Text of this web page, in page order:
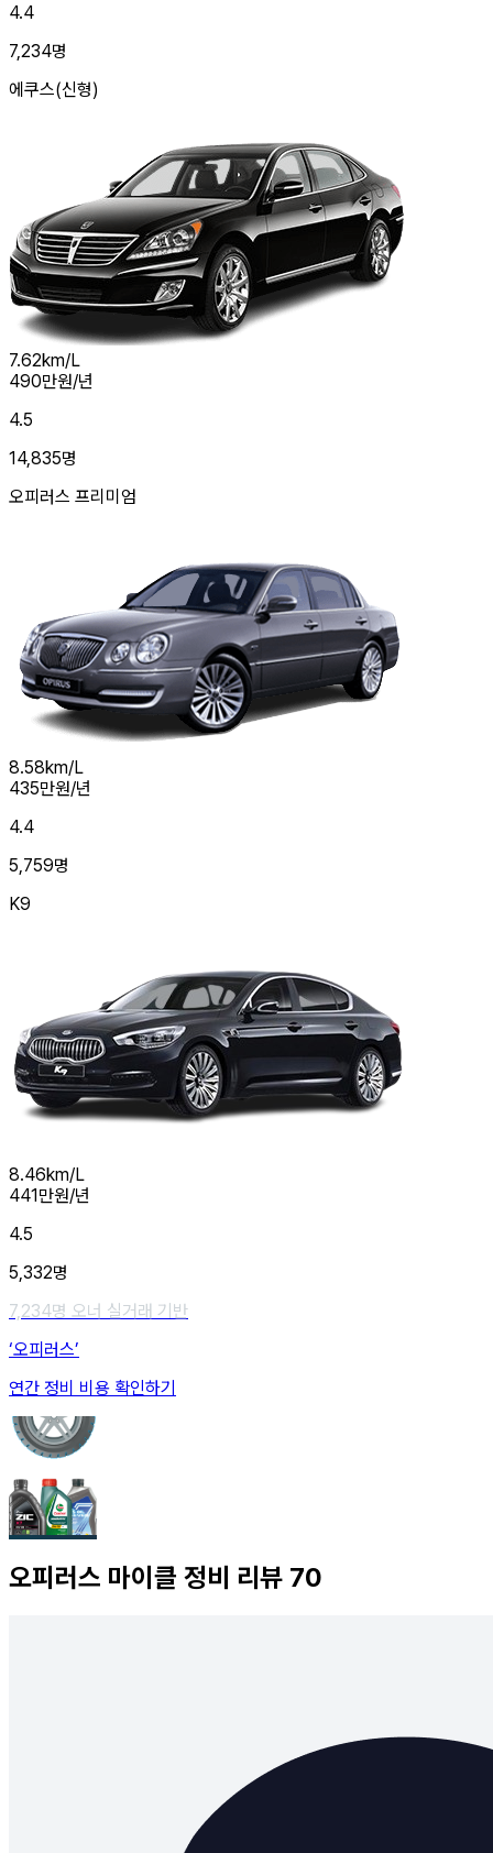
4.4
7,234명
에쿠스(신형)
7.62km/L
490만원/년
4.5
14,835명
오피러스 프리미엄
8.58km/L
435만원/년
4.4
5,759명
K9
8.46km/L
441만원/년
4.5
5,332명
7,234명 오너 실거래 기반
‘오피러스’
연간 정비 비용 확인하기
오피러스 마이클 정비 리뷰 70